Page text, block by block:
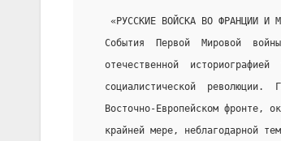
«РУССКИЕ ВОЙСКА ВО ФРАНЦИИ И
События  Первой  Мировой
отечественной  историографией
социалистической  революции.
Восточно-Европейском фронте,
крайней мере, неблагодарной